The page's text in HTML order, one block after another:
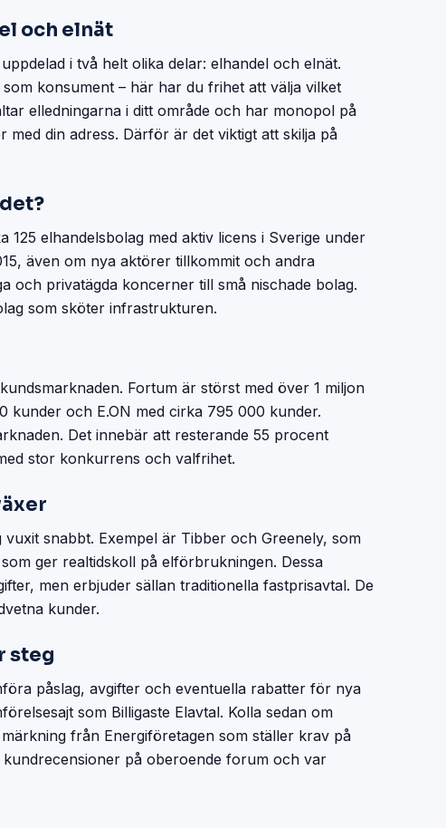
och elnät
i två helt olika delar: elhandel och elnät.
konsument – här har du frihet att välja vilket
elledningarna i ditt område och har monopol på
med din adress. Därför är det viktigt att skilja på
125 elhandelsbolag med aktiv licens i Sverige under
även om nya aktörer tillkommit och andra
och privatägda koncerner till små nischade bolag.
som sköter infrastrukturen.
Fortum är störst med över 1 miljon
kunder och E.ON med cirka 795 000 kunder.
Det innebär att resterande 55 procent
stor konkurrens och valfrihet.
snabbt. Exempel är Tibber och Greenely, som
ger realtidskoll på elförbrukningen. Dessa
men erbjuder sällan traditionella fastprisavtal. De
kunder.
steg
påslag, avgifter och eventuella rabatter för nya
som Billigaste Elavtal. Kolla sedan om
från Energiföretagen som ställer krav på
på oberoende forum och var